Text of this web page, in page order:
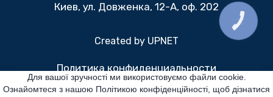
Киев, ул. Довженка, 12-А, оф. 202
Created by UPNET
Политика конфиденциальности
Для вашої зручності ми використовуємо файли cookie.
Ознайомтеся з нашою Політикою конфіденційності, щоб дізнатися
КНОПКА
ЗВ'ЯЗКУ